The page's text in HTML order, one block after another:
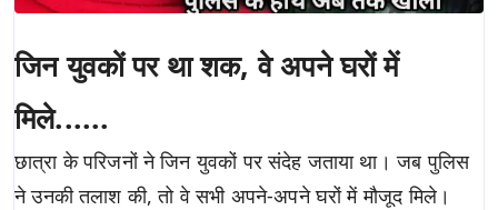
जिन युवकों पर था शक, वे अपने घरों में
मिले......
छात्रा के परिजनों ने जिन युवकों पर संदेह जताया था। जब पुलिस
ने उनकी तलाश की, तो वे सभी अपने-अपने घरों में मौजूद मिले।